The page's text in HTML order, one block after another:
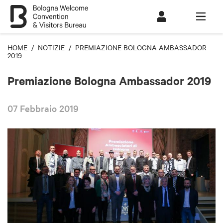
HOME / NOTIZIE / PREMIAZIONE BOLOGNA AMBASSADOR
2019
Premiazione Bologna Ambassador 2019
07 Febbraio 2019